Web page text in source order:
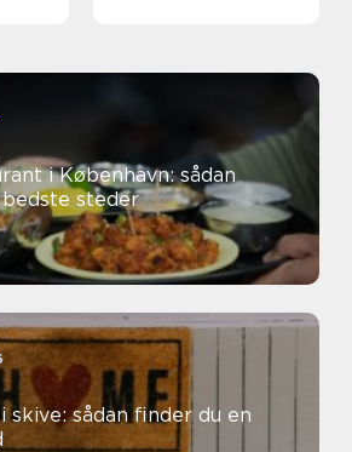
i København: sådan
steder
skive: sådan finder du en